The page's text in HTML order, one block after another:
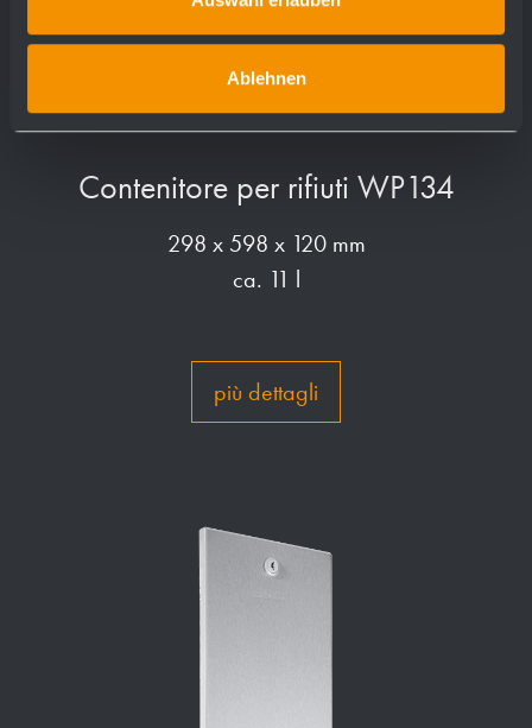
Ablehnen
Contenitore per rifiuti WP134
298 x 598 x 120 mm
ca. 11 l
più dettagli